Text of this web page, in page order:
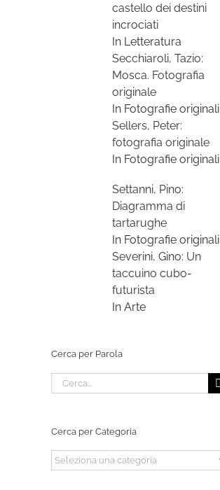
castello dei destini
incrociati
In Letteratura
Secchiaroli, Tazio:
Mosca. Fotografia
originale
In Fotografie originali
Sellers, Peter:
fotografia originale
In Fotografie originali
Settanni, Pino:
Diagramma di
tartarughe
In Fotografie originali
Severini, Gino: Un
taccuino cubo-
futurista
In Arte
Cerca per Parola
Cerca
per:
Cerca per Categoria
Cerca
per